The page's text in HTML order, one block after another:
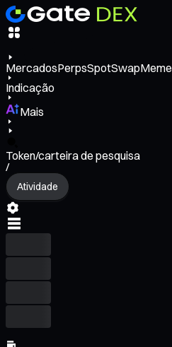
MercadosPerpsSpotSwapMeme
Indicação
Mais
Token/carteira de pesquisa
/
Atividade